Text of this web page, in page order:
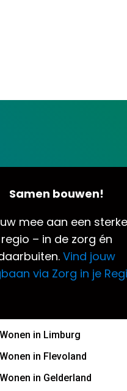
Samen bouwen!
mee aan een sterke
regio – in de zorg én
Vind jouw
via Zorg in je
in Limburg
in Flevoland
in Gelderland